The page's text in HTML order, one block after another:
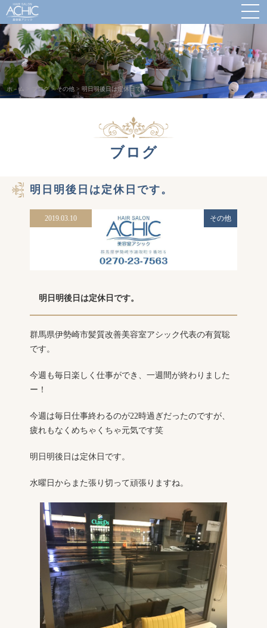
ホ－ム ブログ>その他 >明日明後日は定休日です。
ブログ
明日明後日は定休日です。
2019.03.10 その他
明日明後日は定休日です。
群馬県伊勢崎市髪質改善美容室アシック代表の有賀聡
です。
今週も毎日楽しく仕事ができ、一週間が終わりました
ー！
今週は毎日仕事終わるのが22時過ぎだったのですが、
疲れもなくめちゃくちゃ元気です笑
明日明後日は定休日です。
水曜日からまた張り切って頑張りますね。